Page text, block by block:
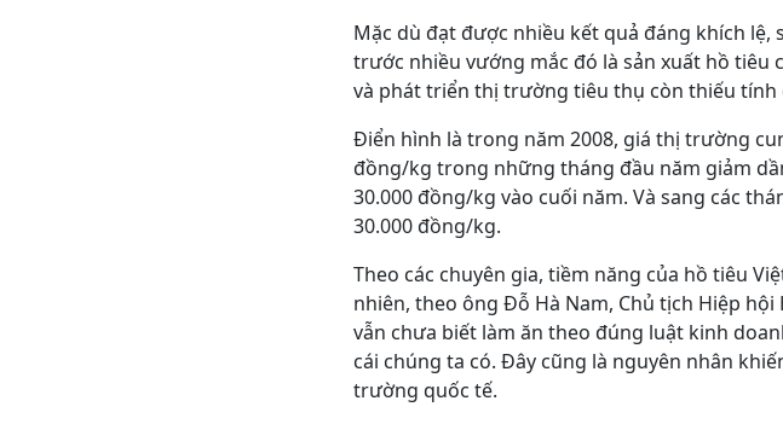
Mặc dù đạt được nhiều kết quả đáng khích
trước nhiều vướng mắc đó là sản xuất hồ tiêu
và phát triển thị trường tiêu thụ còn thiếu tính
Điển hình là trong năm 2008, giá thị trường
đồng/kg trong những tháng đầu năm giảm
30.000 đồng/kg vào cuối năm. Và sang các
30.000 đồng/kg.
Theo các chuyên gia, tiềm năng của hồ tiêu
nhiên, theo ông Đỗ Hà Nam, Chủ tịch Hiệp
vẫn chưa biết làm ăn theo đúng luật kinh
cái chúng ta có. Đây cũng là nguyên nhân
trường quốc tế.